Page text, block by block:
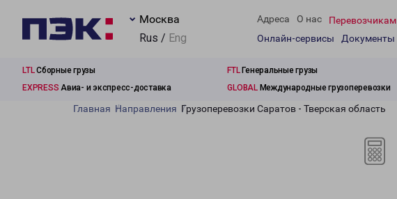
Москва
Rus / Eng
Адреса О нас Перевозчикам
Онлайн-сервисы
Документы
LTLСборные грузы FTLГенеральные грузы
EXPRESS Авиа- и экспресс-доставка GLOBALМеждународные грузоперевозки
Главная Направления Грузоперевозки Саратов - Тверская область